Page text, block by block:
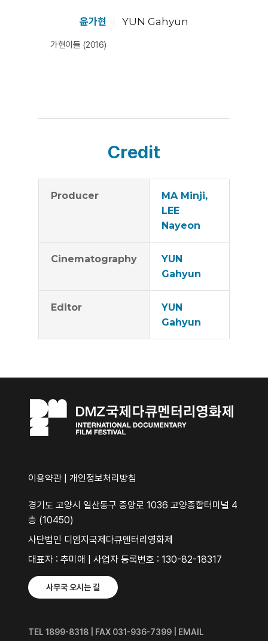
윤가현 YUN Gahyun
가현이들 (2016)
Credit
Producer
MA Minji,
LEE
Nayeon
Cinematography
YUN
Gahyun
Editor
YUN
Gahyun
이용약관 개인정보처리방침
경기도 고양시 일산동구 중앙로 1036 고양종합터미널 4
층 (10450)
사단법인 디엠지국제다큐멘터리영화제
대표자 : 추미애 | 사업자 등록번호 : 130-82-18317
사무국 오시는 길
TEL 1899-8318 | FAX 031-936-7399 | EMAIL